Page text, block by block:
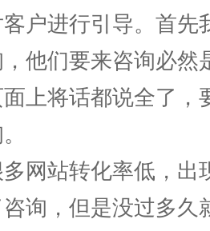
户进行引导。首先
他们要来咨询必然
上将话都说全了，
网站转化率低，出
咨询，但是没过多